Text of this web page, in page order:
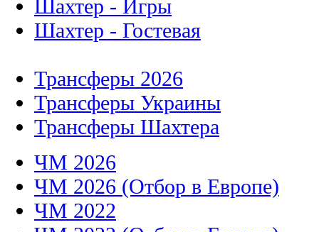
Шахтер - Игры
Шахтер - Гостевая
Трансферы 2026
Трансферы Украины
Трансферы Шахтера
ЧМ 2026
ЧМ 2026 (Отбор в Европе)
ЧМ 2022